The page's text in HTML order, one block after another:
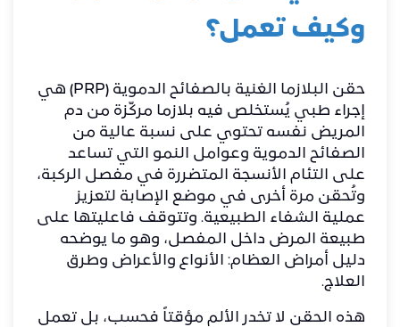
وكيف تعمل؟
حقن البلازما الغنية بالصفائح الدموية (PRP) هي
إجراء طبي يُستخلص فيه بلازما مركّزة من دم
المريض نفسه تحتوي على نسبة عالية من
الصفائح الدموية وعوامل النمو التي تساعد
على التئام الأنسجة المتضررة في مفصل الركبة،
وتُحقن مرة أخرى في موضع الإصابة لتعزيز
عملية الشفاء الطبيعية. وتتوقف فاعليتها على
طبيعة المرض داخل المفصل، وهو ما يوضحه
دليل
أمراض العظام: الأنواع والأعراض وطرق
العلاج.
هذه الحقن لا تخدر الألم مؤقتاً فحسب، بل تعمل